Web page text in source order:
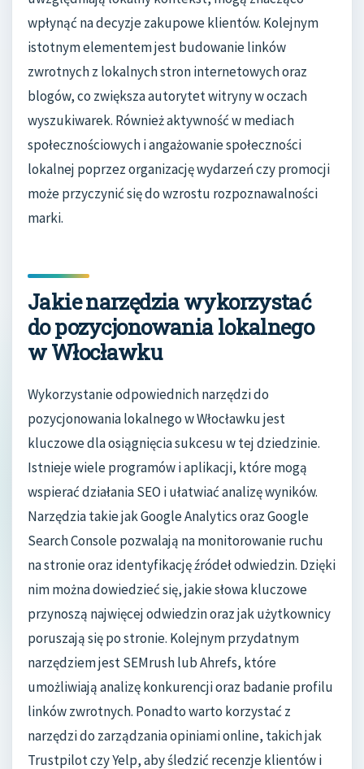
wpłynąć na decyzje zakupowe klientów. Kolejnym
istotnym elementem jest budowanie linków
zwrotnych z lokalnych stron internetowych oraz
blogów, co zwiększa autorytet witryny w oczach
wyszukiwarek. Również aktywność w mediach
społecznościowych i angażowanie społeczności
lokalnej poprzez organizację wydarzeń czy promocji
może przyczynić się do wzrostu rozpoznawalności
marki.
Jakie narzędzia wykorzystać
do pozycjonowania lokalnego
w Włocławku
Wykorzystanie odpowiednich narzędzi do
pozycjonowania lokalnego w Włocławku jest
kluczowe dla osiągnięcia sukcesu w tej dziedzinie.
Istnieje wiele programów i aplikacji, które mogą
wspierać działania SEO i ułatwiać analizę wyników.
Narzędzia takie jak Google Analytics oraz Google
Search Console pozwalają na monitorowanie ruchu
na stronie oraz identyfikację źródeł odwiedzin. Dzięki
nim można dowiedzieć się, jakie słowa kluczowe
przynoszą najwięcej odwiedzin oraz jak użytkownicy
poruszają się po stronie. Kolejnym przydatnym
narzędziem jest SEMrush lub Ahrefs, które
umożliwiają analizę konkurencji oraz badanie profilu
linków zwrotnych. Ponadto warto korzystać z
narzędzi do zarządzania opiniami online, takich jak
Trustpilot czy Yelp, aby śledzić recenzje klientów i